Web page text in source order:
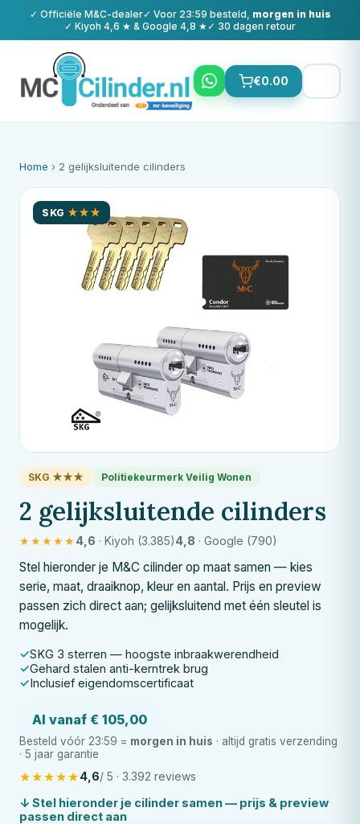
✓ Officiële M&C-dealer✓ Voor 23:59 besteld, morgen in huis
✓ Kiyoh 4,6 ★ & Google 4,8 ★ ✓ 30 dagen retour
€0.00
Home › 2 gelijksluitende cilinders
SKG ★★★
SKG ★★★ Politiekeurmerk Veilig Wonen
2 gelijksluitende cilinders
★★★★★4,6 · Kiyoh (3.385)4,8 · Google (790)
Stel hieronder je M&C cilinder op maat samen — kies
serie, maat, draaiknop, kleur en aantal. Prijs en preview
passen zich direct aan; gelijksluitend met één sleutel is
mogelijk.
SKG 3 sterren — hoogste inbraakwerendheid
Gehard stalen anti-kerntrek brug
Inclusief eigendomscertificaat
Al vanaf € 105,00
Besteld vóór 23:59 = morgen in huis · altijd gratis verzending
· 5 jaar garantie
★★★★★4,6/ 5 · 3.392 reviews
↓ Stel hieronder je cilinder samen — prijs & preview
passen direct aan